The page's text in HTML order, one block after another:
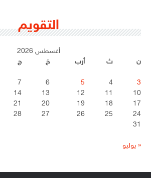
التقويم
أغسطس 2026
ن
ث أرب خ ج
3
4
5
6
7
10
11
12
13
14
17
18
19
20
21
24
25
26
27
28
31
« يوليو